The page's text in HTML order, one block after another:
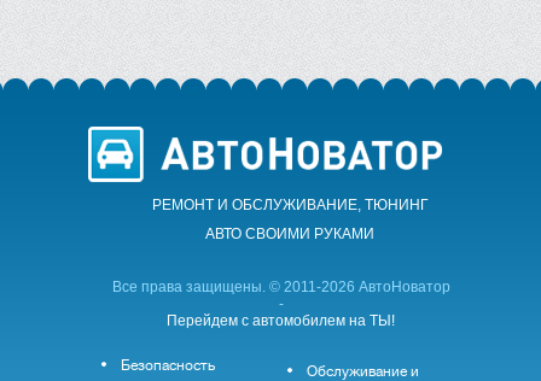
РЕМОНТ И ОБСЛУЖИВАНИЕ, ТЮНИНГ
АВТО CВОИМИ РУКАМИ
Все права защищены. © 2011-2026 АвтоНоватор
-
Перейдем с автомобилем на ТЫ!
Безопасность
Обслуживание и